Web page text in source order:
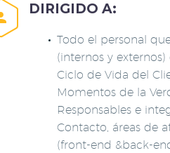
DIRIGIDO A:
Todo el personal
(internos y
Ciclo de Vida del
Momentos de la
Responsables e
Contacto, áreas de
(front-end &back-